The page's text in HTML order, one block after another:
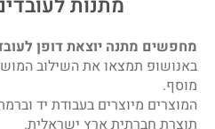
מתנות
מחפשים מתנה יוצאת דופן
באנושופ תמצאו את השילוב
מוסף.
המוצרים מיוצרים בעבודת יד
תוצרת חברתית ארץ ישראלית.